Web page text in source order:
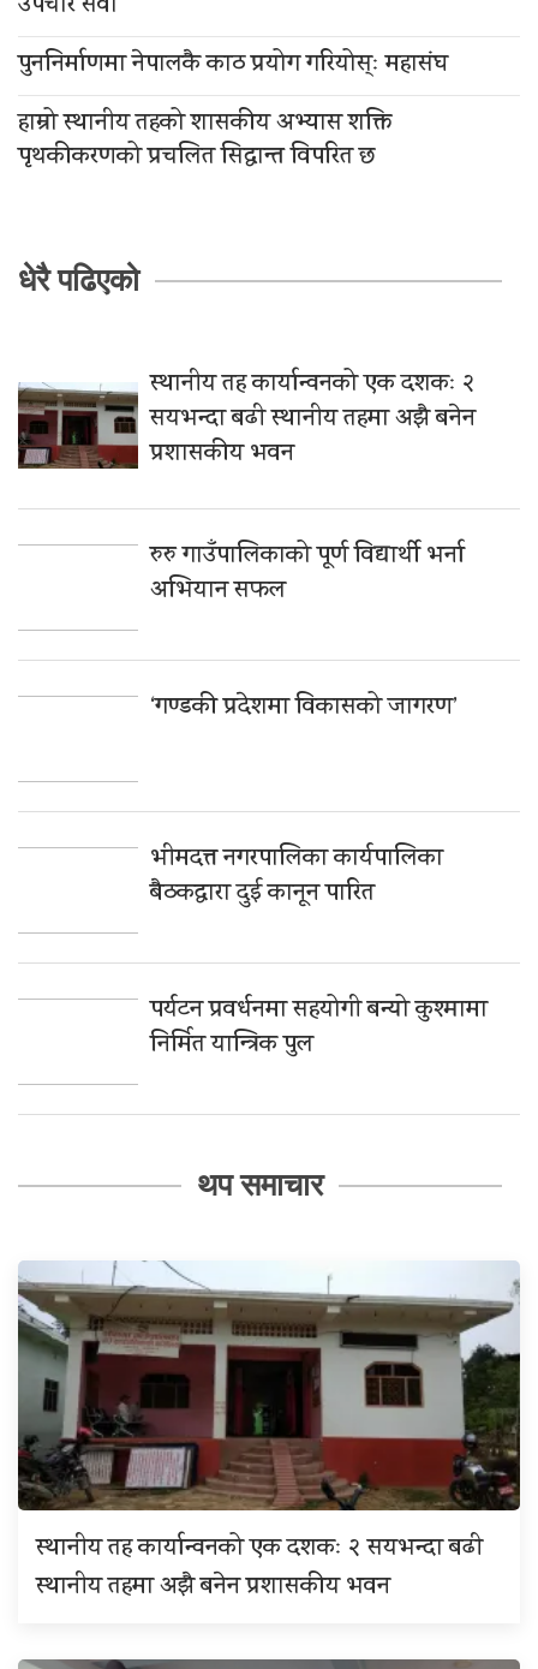
पुननिर्माणमा नेपालकै काठ प्रयोग गरियोस्ः महासंघ
हाम्रो स्थानीय तहको शासकीय अभ्यास शक्ति
पृथकीकरणको प्रचलित सिद्धान्त विपरित छ
धेरै पढिएको
स्थानीय तह कार्यान्वनको एक दशकः २
सयभन्दा बढी स्थानीय तहमा अझै बनेन
प्रशासकीय भवन
रुरु गाउँपालिकाको पूर्ण विद्यार्थी भर्ना
अभियान सफल
‘गण्डकी प्रदेशमा विकासको जागरण’
भीमदत्त नगरपालिका कार्यपालिका
बैठकद्वारा दुई कानून पारित
पर्यटन प्रवर्धनमा सहयोगी बन्यो कुश्मामा
निर्मित यान्त्रिक पुल
थप समाचार
स्थानीय तह कार्यान्वनको एक दशकः २ सयभन्दा बढी
स्थानीय तहमा अझै बनेन प्रशासकीय भवन